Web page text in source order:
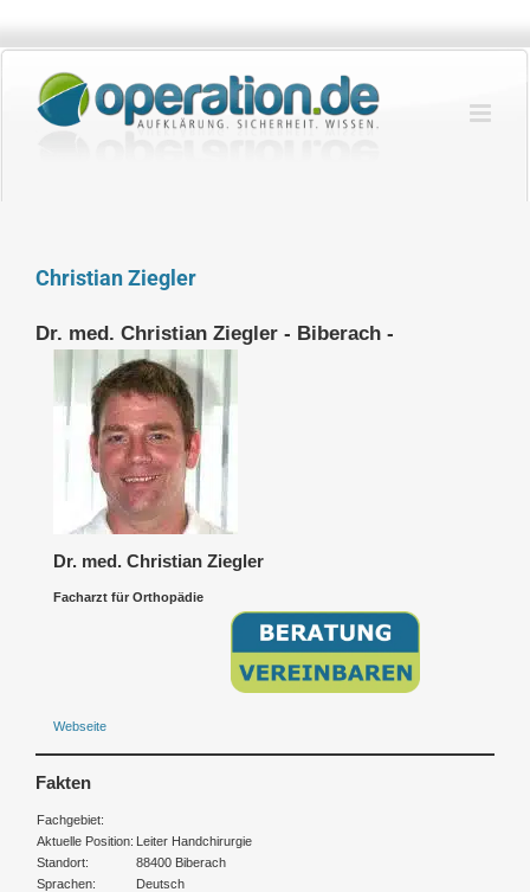
springen
Christian Ziegler
Dr. med. Christian Ziegler - Biberach -
Dr. med. Christian Ziegler
Facharzt für Orthopädie
Webseite
Fakten
Fachgebiet:
Aktuelle Position: Leiter Handchirurgie
Standort:
88400 Biberach
Sprachen:
Deutsch